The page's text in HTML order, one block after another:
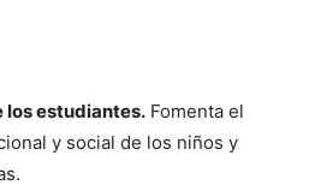
los estudiantes. Fomenta el
y social de los niños y